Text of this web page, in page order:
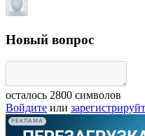
Новый вопрос
осталось 2800 символов
Войдите или
РЕКЛАМА